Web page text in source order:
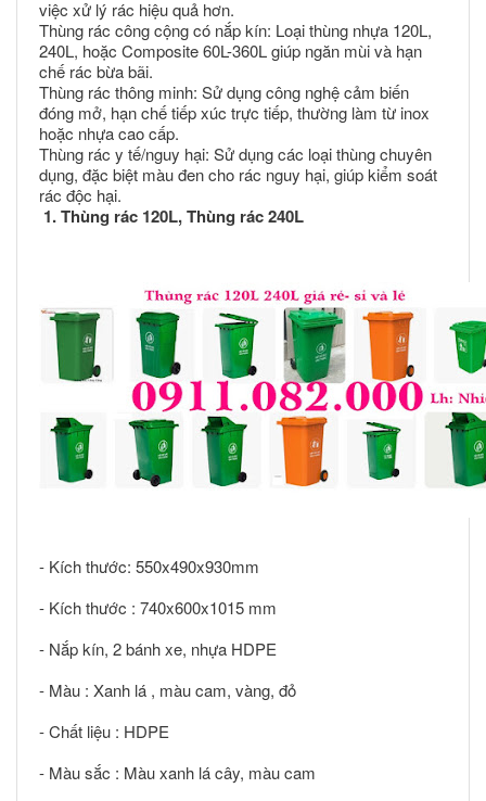
việc xử lý rác hiệu quả hơn.
Thùng rác công cộng có nắp kín: Loại thùng nhựa 120L,
240L, hoặc Composite 60L-360L giúp ngăn mùi và hạn
chế rác bừa bãi.
Thùng rác thông minh: Sử dụng công nghệ cảm biến
đóng mở, hạn chế tiếp xúc trực tiếp, thường làm từ inox
hoặc nhựa cao cấp.
Thùng rác y tế/nguy hại: Sử dụng các loại thùng chuyên
dụng, đặc biệt màu đen cho rác nguy hại, giúp kiểm soát
rác độc hại.
1. Thùng rác 120L,Thùng rác 240L
- Kích thước: 550x490x930mm
- Kích thước : 740x600x1015 mm
- Nắp kín, 2 bánh xe, nhựa HDPE
- Màu : Xanh lá , màu cam, vàng, đỏ
- Chất liệu : HDPE
- Màu sắc : Màu xanh lá cây, màu cam